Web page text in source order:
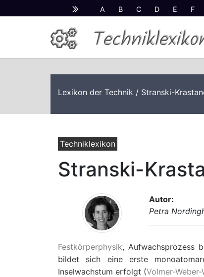
A B C D E F
Lexikon der Technik / Stranski-
Techniklexikon
Stranski-
Autor:
Petra
Festkörperphysik, Aufwachsprozess
bildet sich eine erste
Inselwachstum erfolgt (Volmer-Weber-